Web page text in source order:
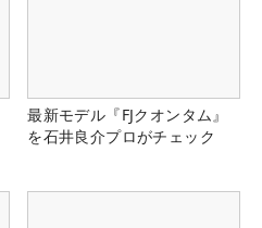
最新モデル『FJクオンタム』
を石井良介プロがチェック